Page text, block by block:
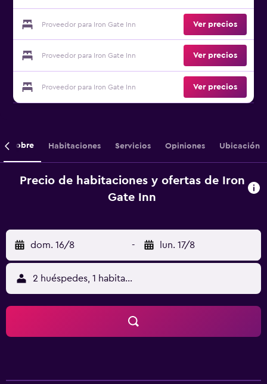
Proveedor para Iron Gate Inn Ver precios
Proveedor para Iron Gate Inn Ver precios
Proveedor para Iron Gate Inn Ver precios
Sobre Habitaciones Servicios Opiniones Ubicación
Precio de habitaciones y ofertas de Iron
Gate Inn
dom. 16/8 - lun. 17/8
2 huéspedes, 1 habitación